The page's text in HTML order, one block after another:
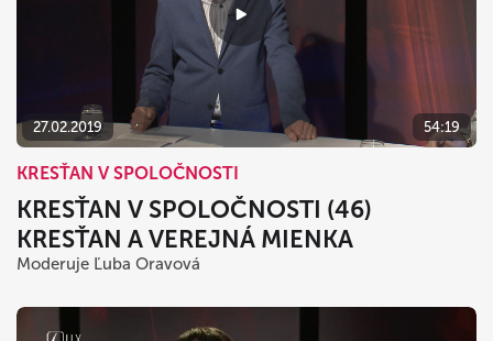
27.02.2019 54:19
KRESŤAN V SPOLOČNOSTI
KRESŤAN V SPOLOČNOSTI (46)
KRESŤAN A VEREJNÁ MIENKA
Moderuje Ľuba Oravová